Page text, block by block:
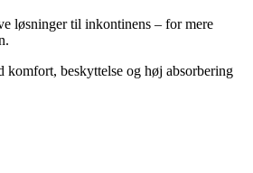
løsninger til inkontinens – for mere
komfort, beskyttelse og høj absorbering